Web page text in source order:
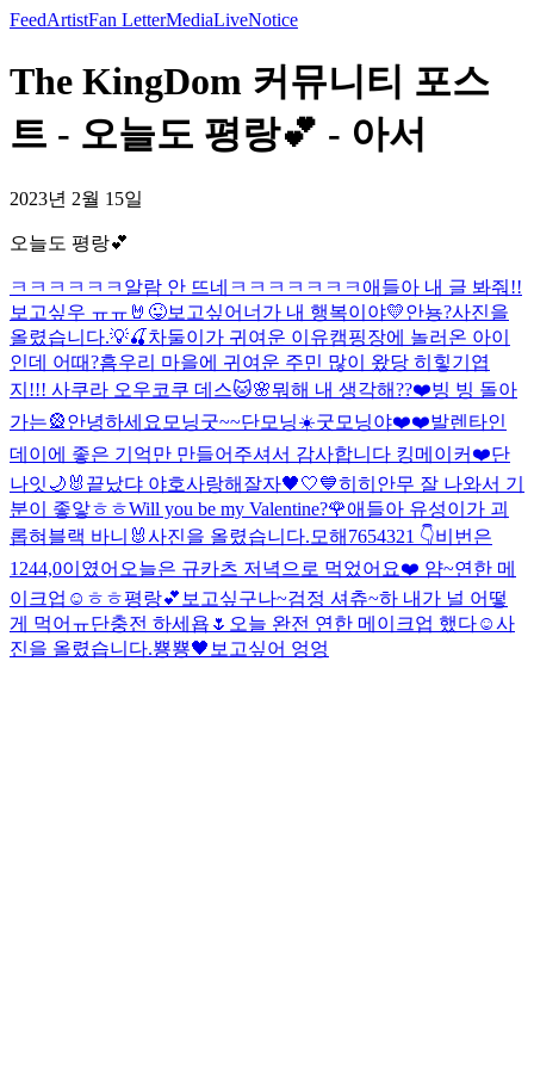
FeedArtistFan LetterMediaLiveNotice
The KingDom 커뮤니티 포스
트 - 오늘도 평랑💕 - 아서
2023년 2월 15일
오늘도 평랑💕
ㅋㅋㅋㅋㅋㅋ알람 안 뜨네ㅋㅋㅋㅋㅋㅋㅋ애들아 내 글 봐줘!!
보고싶우 ㅠㅠ 🤘 😜보고싶어 너가 내 행복이야💛안뇽?사진을
올렸습니다.💡🍒 차둘이가 귀여운 이유캠핑장에 놀러온 아이
인데 어때?흠우리 마을에 귀여운 주민 많이 왔당 히힣기엽
지!!! 사쿠라 오우코쿠 데스🐱🌸뭐해 내 생각해??❤️빙 빙 돌아
가는🎡안녕하세요 모닝굿~~단모닝☀️굿모닝야❤️❤️발렌타인
데이에 좋은 기억만 만들어주셔서 감사합니다 킹메이커❤️단
나잇🌙 🐰 끝났댜 야호사랑해 잘자🖤🤍💙히히 안무 잘 나와서 기
분이 좋앟ㅎㅎWill you be my Valentine?🌹애들아 유성이가 괴
롭혀 블랙 바니🐰사진을 올렸습니다. 모해 7654321 👇비번은
1244,0이였어 오늘은 규카츠 저녁으로 먹었어요❤️ 얌~연한 메
이크업☺️ ㅎㅎ평랑💕 보고싶구나~검정 셔츄~하 내가 널 어떻
게 먹어ㅠ단충전 하세욥🌷 오늘 완전 연한 메이크업 했다☺️사
진을 올렸습니다.뿅뿅🖤 보고싶어 엉엉